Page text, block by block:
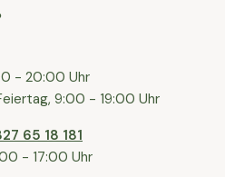
- 20:00 Uhr
9:00 - 19:00 Uhr
65 18 181
- 17:00 Uhr